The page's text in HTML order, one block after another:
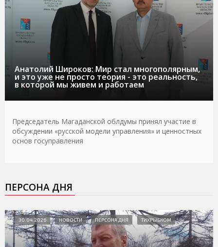
Анатолий Широков: Мир стал многополярным,
и это уже не просто теория - это реальность,
в которой мы живем и работаем
Председатель Магаданской облдумы принял участие в
обсуждении «русской модели управления» и ценностных
основ госуправления
ПЕРСОНА ДНЯ
30.04.2026 НОВОСТИ ПЕРСОНА ДНЯ ТИХРЫБКОМ